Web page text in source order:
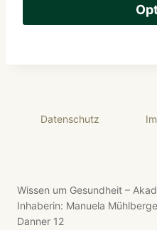
Datenschutz
Wissen um Gesundheit –
Inhaberin: Manuela
Danner 12